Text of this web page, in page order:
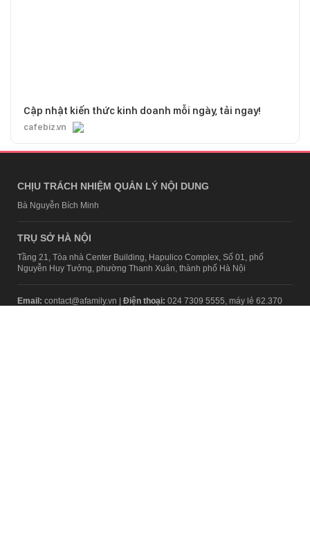
Cập nhật kiến thức kinh doanh mỗi ngày, tải ngay!
cafebiz.vn
CHỊU TRÁCH NHIỆM QUẢN LÝ NỘI DUNG
Bà Nguyễn Bích Minh
TRỤ SỞ HÀ NỘI
Tầng 21, Tòa nhà Center Building, Hapulico Complex, Số 01, phố
Nguyễn Huy Tưởng, phường Thanh Xuân, thành phố Hà Nội
Email: contact@afamily.vn | Điện thoại: 024 7309 5555, máy lẻ 62.370